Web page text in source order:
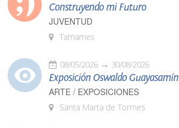
Construyendo mi Futuro
JUVENTUD
Tamames
08/05/2026 30/08/2026
Exposición Oswaldo Guayasamín
ARTE / EXPOSICIONES
Santa Marta de Tormes